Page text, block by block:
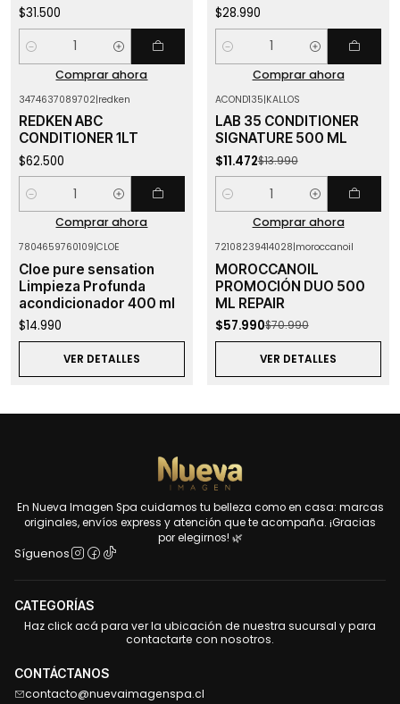
$31.500
Cantidad
Comprar ahora
$28.990
Cantidad
Comprar ahora
3474637089702|redken
REDKEN ABC
CONDITIONER 1LT
$62.500
Cantidad
Comprar ahora
ACOND135|KALLOS
LAB 35 CONDITIONER
SIGNATURE 500 ML
$11.472$13.990
Cantidad
Comprar ahora
7804659760109|CLOE
Cloe pure sensation
Limpieza Profunda
acondicionador 400 ml
$14.990
VER DETALLES
Agotado
72108239414028|moroccanoil
MOROCCANOIL
PROMOCIÓN DUO 500
ML REPAIR
$57.990$70.990
VER DETALLES
En Nueva Imagen Spa cuidamos tu belleza como en casa: marcas
originales, envíos express y atención que te acompaña. ¡Gracias
por elegirnos! 🌿
Síguenos
CATEGORÍAS
Haz click acá para ver la ubicación de nuestra sucursal y para
contactarte con nosotros.
CONTÁCTANOS
contacto@nuevaimagenspa.cl